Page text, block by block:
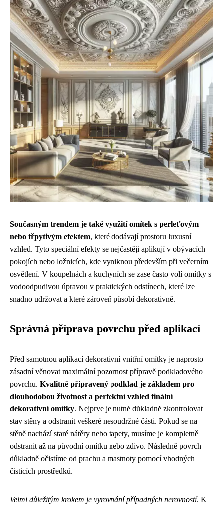
Současným trendem je také využití omítek s perleťovým
nebo třpytivým efektem, které dodávají prostoru luxusní
vzhled. Tyto speciální efekty se nejčastěji aplikují v obývacích
pokojích nebo ložnicích, kde vyniknou především při večerním
osvětlení. V koupelnách a kuchyních se zase často volí omítky s
vodoodpudivou úpravou v praktických odstínech, které lze
snadno udržovat a které zároveň působí dekorativně.
Správná příprava povrchu před aplikací
Před samotnou aplikací dekorativní vnitřní omítky je naprosto
zásadní věnovat maximální pozornost přípravě podkladového
povrchu. Kvalitně připravený podklad je základem pro
dlouhodobou životnost a perfektní vzhled finální
dekorativní omítky. Nejprve je nutné důkladně zkontrolovat
stav stěny a odstranit veškeré nesoudržné části. Pokud se na
stěně nachází staré nátěry nebo tapety, musíme je kompletně
odstranit až na původní omítku nebo zdivo. Následně povrch
důkladně očistíme od prachu a mastnoty pomocí vhodných
čisticích prostředků.
Velmi důležitým krokem je vyrovnání případných nerovností. K